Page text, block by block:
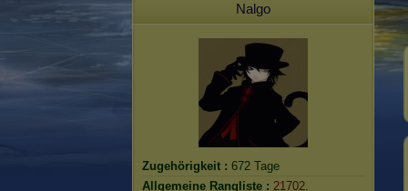
Nalgo
Zugehörigkeit : 672 Tage
Allgemeine Rangliste : 21702.